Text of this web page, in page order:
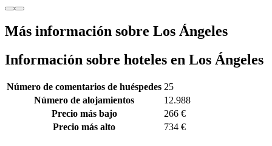
Más información sobre Los Ángeles
Información sobre hoteles en Los Ángeles
Número de comentarios de huéspedes 25
Número de alojamientos
12.988
Precio más bajo
266 €
Precio más alto
734 €